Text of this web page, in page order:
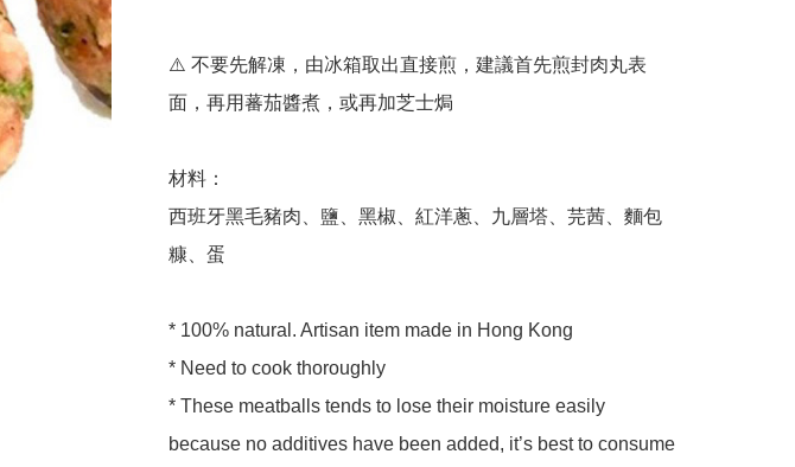
⚠️ 不要先解凍，由冰箱取出直接煎，建議首先煎封肉丸表
面，再用蕃茄醬煮，或再加芝士焗
材料：
西班牙黑毛豬肉、鹽、黑椒、紅洋蔥、九層塔、芫茜、麵包
糠、蛋
* 100% natural. Artisan item made in Hong Kong
* Need to cook thoroughly
* These meatballs tends to lose their moisture easily
because no additives have been added, it’s best to consume